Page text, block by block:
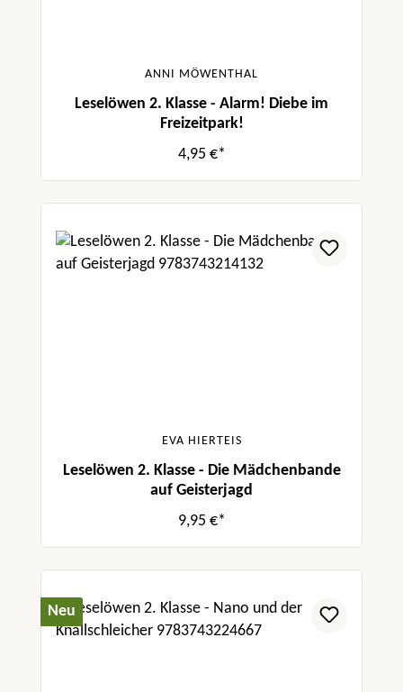
ANNI MÖWENTHAL
Leselöwen 2. Klasse - Alarm! Diebe im
Freizeitpark!
4,95 €*
EVA HIERTEIS
Leselöwen 2. Klasse - Die Mädchenbande
auf Geisterjagd
9,95 €*
Neu